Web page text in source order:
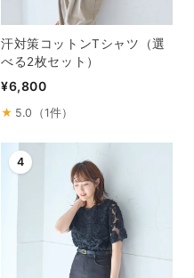
汗対策コットンTシャツ（選
べる2枚セット）
¥6,800
★ 5.0（1件）
4